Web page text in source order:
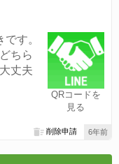
QRコードを
見る
す。
ちら
丈夫
6年前
削除申請